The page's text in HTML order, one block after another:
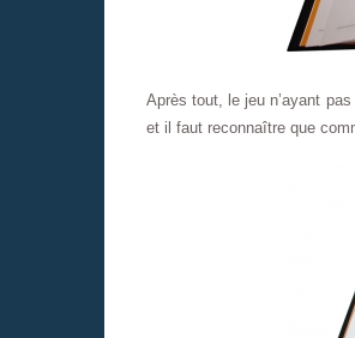
Après tout, le jeu n’ayant pas
et il faut reconnaître que